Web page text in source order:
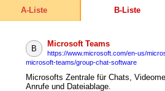
A-Liste B-Liste
B
Microsoft Teams
https://www.microsoft.com/en-us/
microsoft-teams/group-chat-software
Microsofts Zentrale für Chats,
Anrufe und Dateiablage.